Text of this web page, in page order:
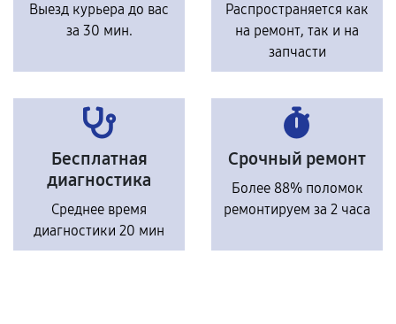
Выезд курьера до вас
за 30 мин.
Распространяется как
на ремонт, так и на
запчасти
Бесплатная
диагностика
Среднее время
диагностики 20 мин
Срочный ремонт
Более 88% поломок
ремонтируем за 2 часа